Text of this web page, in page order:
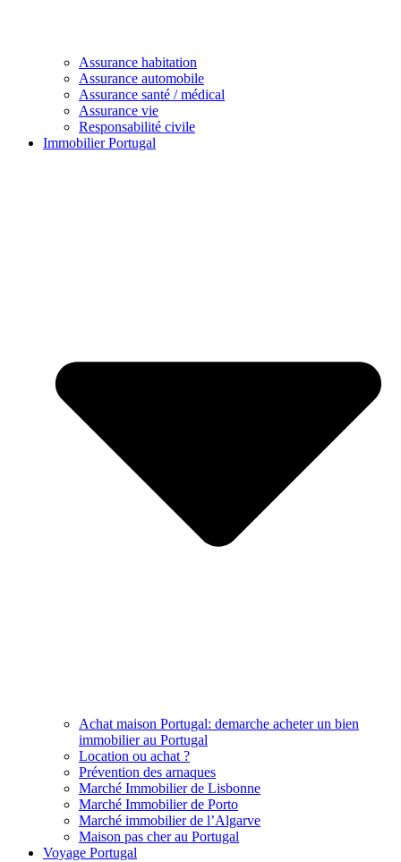
Assurance habitation
Assurance automobile
Assurance santé / médical
Assurance vie
Responsabilité civile
Immobilier Portugal
Achat maison Portugal: demarche acheter un bien
immobilier au Portugal
Location ou achat ?
Prévention des arnaques
Marché Immobilier de Lisbonne
Marché Immobilier de Porto
Marché immobilier de l’Algarve
Maison pas cher au Portugal
Voyage Portugal